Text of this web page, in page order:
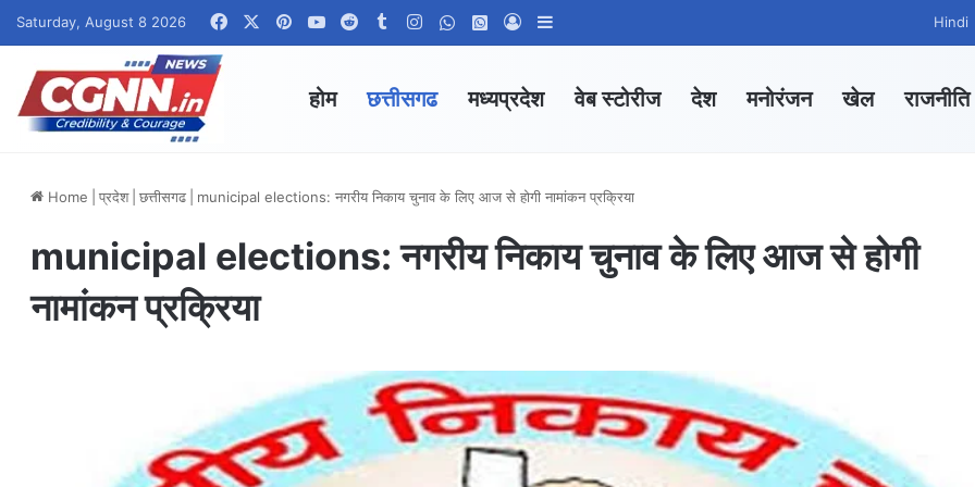
Saturday, August 8 2026 FacebookPinterestYouTubeRedditTumblrInstagramWhatsApp Channel
WhatsApp Group
Log In Hindi
होम छत्तीसगढ मध्यप्रदेश वेब स्टोरीज देश मनोरंजन खेल राजनीति
Home प्रदेश छत्तीसगढ municipal elections: नगरीय निकाय चुनाव के लिए आज से होगी नामांकन प्रक्रिया
municipal elections: नगरीय निकाय चुनाव के लिए आज से होगी
नामांकन प्रक्रिया